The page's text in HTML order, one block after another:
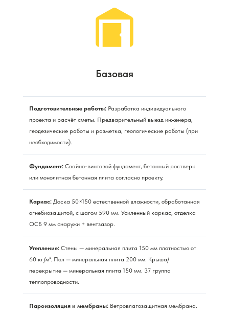
Базовая
Подготовительные работы: Разработка индивидуального
проекта и расчёт сметы. Предварительный выезд инженера,
геодезические работы и разметка, геологические работы (при
необходимости).
Фундамент: Свайно-винтовой фундамент, бетонный ростверк
или монолитная бетонная плита согласно проекту.
Каркас: Доска 50×150 естественной влажности, обработанная
огнебиозащитой, с шагом 590 мм. Усиленный каркас, отделка
ОСБ 9 мм снаружи + вентзазор.
Утепление: Стены — минеральная плита 150 мм плотностью от
60 кг/м³. Пол — минеральная плита 200 мм. Крыша/
перекрытие — минеральная плита 150 мм. 37 группа
теплопроводности.
Пароизоляция и мембраны: Ветровлагозащитная мембрана.